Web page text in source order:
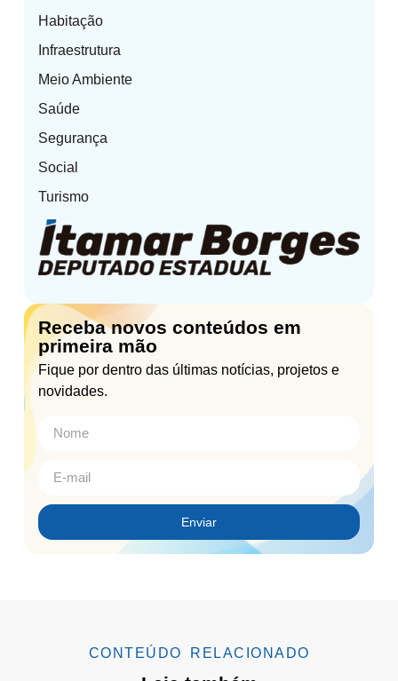
Habitação
Infraestrutura
Meio Ambiente
Saúde
Segurança
Social
Turismo
Receba novos conteúdos em
primeira mão
Fique por dentro das últimas notícias, projetos e
novidades.
Enviar
CONTEÚDO RELACIONADO